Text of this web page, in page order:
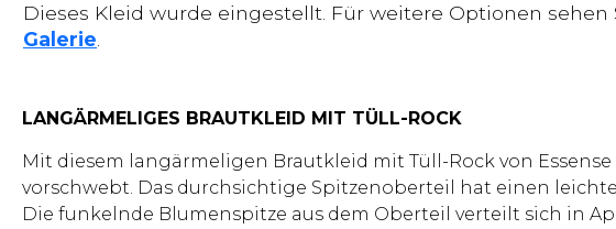
Dieses Kleid wurde eingestellt. Für weitere Optionen
Galerie.
LANGÄRMELIGES BRAUTKLEID MIT TÜLL-ROCK
Mit diesem langärmeligen Brautkleid mit Tüll-Rock von
vorschwebt. Das durchsichtige Spitzenoberteil hat einen
Die funkelnde Blumenspitze aus dem Oberteil verteilt sich in